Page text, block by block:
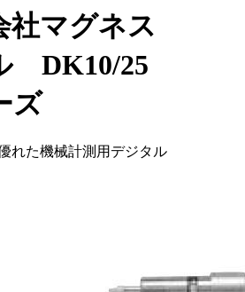
社マグネス
DK10/25
ズ
れた機械計測用デジタル